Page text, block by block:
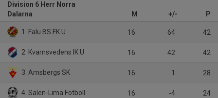
Division 6 Herr Norra
Dalarna
M +/- P
1. Falu BS FK U 16 64 42
2. Kvarnsvedens IK U 16 42 42
3. Amsbergs SK 16 1 28
4. Sälen-Lima Fotboll 16 -4 24